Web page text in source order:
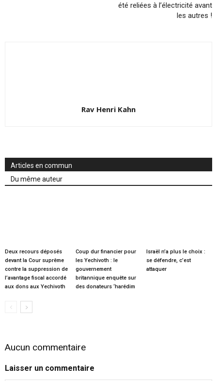
été reliées à l’électricité avant
les autres !
Rav Henri Kahn
Articles en commun
Du même auteur
Deux recours déposés
devant la Cour suprême
contre la suppression de
l’avantage fiscal accordé
aux dons aux Yechivoth
Coup dur financier pour
les Yechivoth : le
gouvernement
britannique enquête sur
des donateurs ‘harédim
Israël n’a plus le choix :
se défendre, c’est
attaquer
Aucun commentaire
Laisser un commentaire